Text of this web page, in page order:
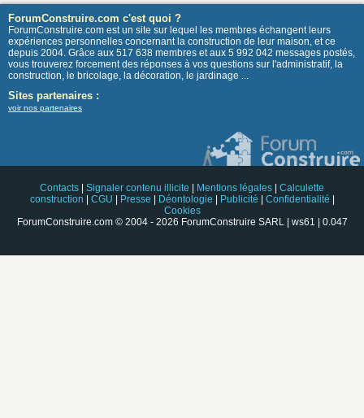
ForumConstruire.com c'est quoi ?
ForumConstruire.com est un site sur lequel les membres échangent leurs
expériences personnelles concernant la construction de leur maison, et ce
depuis 2004. Grâce aux 517 638 membres et aux 5 992 042 messages postés,
vous trouverez forcement des réponses à vos questions sur l'administratif, la
construction, le bricolage, la décoration, le jardinage ...
Sites partenaires :
voir nos partenaires
Contacts Signaler contenu illicite Mentions légales
Calculette
construction
CGU Presse Déontologie Publicité Confidentialité
Cookies
ForumConstruire.com © 2004 - 2026 ForumConstruire SARL | ws61 | 0.047